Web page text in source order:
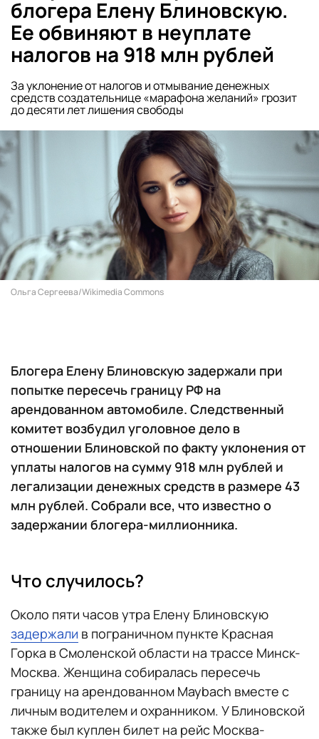
блогера Елену Блиновскую.
Ее обвиняют в неуплате
налогов на 918 млн рублей
За уклонение от налогов и отмывание денежных
средств создательнице «марафона желаний» грозит
до десяти лет лишения свободы
Ольга Сергеева/Wikimedia Commons
Блогера Елену Блиновскую задержали при
попытке пересечь границу РФ на
арендованном автомобиле. Следственный
комитет возбудил уголовное дело в
отношении Блиновской по факту уклонения от
уплаты налогов на сумму 918 млн рублей и
легализации денежных средств в размере 43
млн рублей. Собрали все, что известно о
задержании блогера-миллионника.
Что случилось?
Около пяти часов утра Елену Блиновскую
задержали в пограничном пункте Красная
Горка в Смоленской области на трассе Минск-
Москва. Женщина собиралась пересечь
границу на арендованном Maybach вместе с
личным водителем и охранником. У Блиновской
также был куплен билет на рейс Москва-